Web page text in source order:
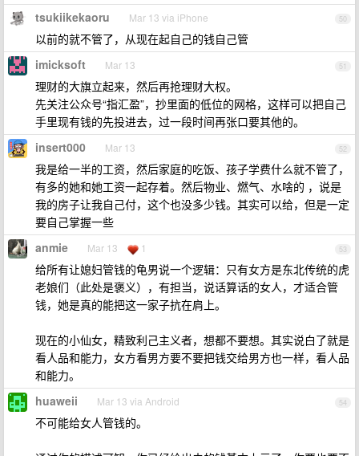
50
tsukiikekaoru Mar 13 via iPhone
以前的就不管了，从现在起自己的钱自己管
51
imicksoft Mar 13
理财的大旗立起来，然后再抢理财大权。
先关注公众号“指汇盈”，抄里面的低位的网格，这样可以把自己
手里现有钱的先投进去，过一段时间再张口要其他的。
52
insert000 Mar 13
我是给一半的工资，然后家庭的吃饭、孩子学费什么就不管了，
有多的她和她工资一起存着。然后物业、燃气、水啥的 ，说是
我的房子让我自己付，这个也没多少钱。其实可以给，但是一定
要自己掌握一些
53
anmie Mar 13 1
给所有让媳妇管钱的龟男说一个逻辑：只有女方是东北传统的虎
老娘们（此处是褒义），有担当，说话算话的女人，才适合管
钱，她是真的能把这一家子抗在肩上。
现在的小仙女，精致利己主义者，想都不要想。其实说白了就是
看人品和能力，女方看男方要不要把钱交给男方也一样，看人品
和能力。
54
huaweii Mar 13 via Android
不可能给女人管钱的。